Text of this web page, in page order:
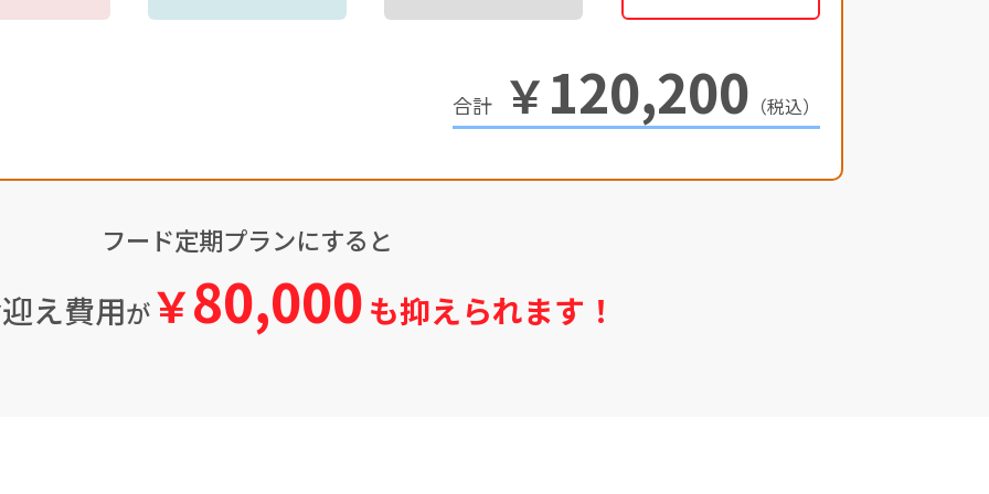
￥120,200 （税込）
フード定期プランにすると
え費用が￥80,000 も抑えられます！